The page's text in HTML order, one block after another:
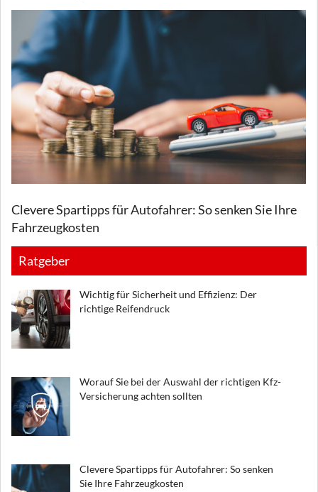
Clevere Spartipps für Autofahrer: So senken Sie Ihre
Fahrzeugkosten
Ratgeber
Wichtig für Sicherheit und Effizienz: Der
richtige Reifendruck
Worauf Sie bei der Auswahl der richtigen Kfz-
Versicherung achten sollten
Clevere Spartipps für Autofahrer: So senken
Sie Ihre Fahrzeugkosten